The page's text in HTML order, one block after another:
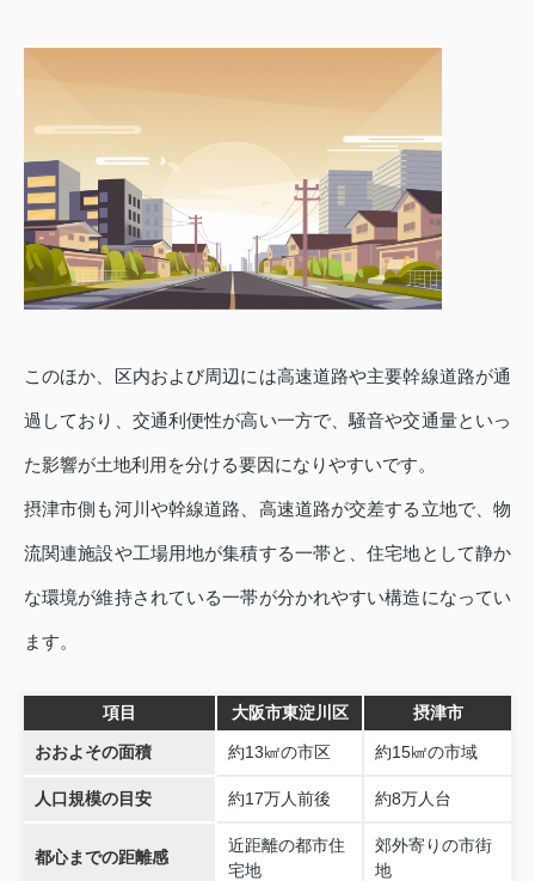
このほか、区内および周辺には高速道路や主要幹線道路が通
過しており、交通利便性が高い一方で、騒音や交通量といっ
た影響が土地利用を分ける要因になりやすいです。
摂津市側も河川や幹線道路、高速道路が交差する立地で、物
流関連施設や工場用地が集積する一帯と、住宅地として静か
な環境が維持されている一帯が分かれやすい構造になってい
ます。
項目 大阪市東淀川区 摂津市
おおよその面積 約13㎢の市区 約15㎢の市域
人口規模の目安 約17万人前後 約8万人台
都心までの距離感
近距離の都市住
宅地
郊外寄りの市街
地